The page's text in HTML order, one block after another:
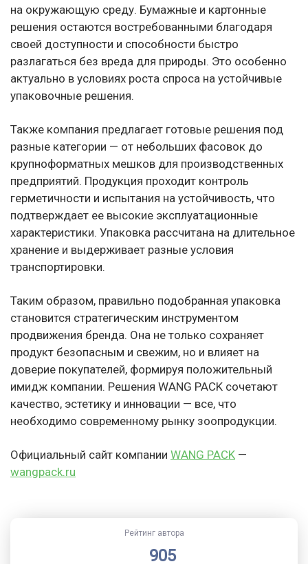
на окружающую среду. Бумажные и картонные
решения остаются востребованными благодаря
своей доступности и способности быстро
разлагаться без вреда для природы. Это особенно
актуально в условиях роста спроса на устойчивые
упаковочные решения.
Также компания предлагает готовые решения под
разные категории — от небольших фасовок до
крупноформатных мешков для производственных
предприятий. Продукция проходит контроль
герметичности и испытания на устойчивость, что
подтверждает ее высокие эксплуатационные
характеристики. Упаковка рассчитана на длительное
хранение и выдерживает разные условия
транспортировки.
Таким образом, правильно подобранная упаковка
становится стратегическим инструментом
продвижения бренда. Она не только сохраняет
продукт безопасным и свежим, но и влияет на
доверие покупателей, формируя положительный
имидж компании. Решения WANG PACK сочетают
качество, эстетику и инновации — все, что
необходимо современному рынку зоопродукции.
Официальный сайт компании WANG PACK —
wangpack.ru
Рейтинг автора
905